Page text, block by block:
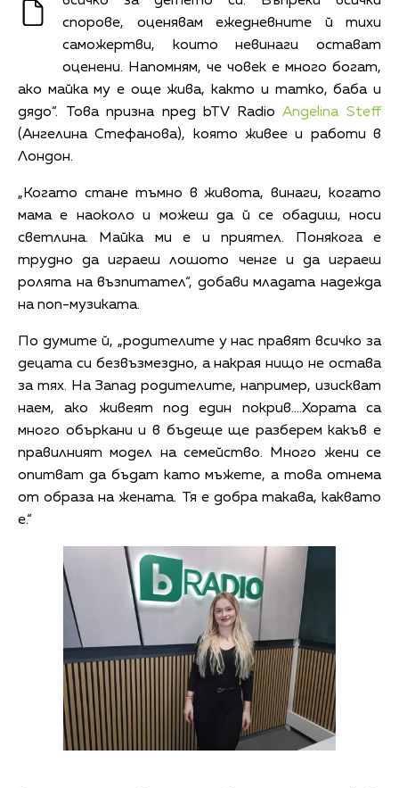
спорове, оценявам ежедневните й тихи
саможертви, които невинаги остават
оценени. Напомням, че човек е много богат,
ако майка му е още жива, както и татко, баба и
дядо“. Това призна пред bTV RadioAngelina Steff
(Ангелина Стефанова), която живее и работи в
Лондон.
„Когато стане тъмно в живота, винаги, когато
мама е наоколо и можеш да й се обадиш, носи
светлина. Майка ми е и приятел. Понякога е
трудно да играеш лошото ченге и да играеш
ролята на възпитател“, добави младата надежда
на поп-музиката.
По думите й, „родителите у нас правят всичко за
децата си безвъзмездно, а накрая нищо не остава
за тях. На Запад родителите, например, изискват
наем, ако живеят под един покрив….Хората са
много объркани и в бъдеще ще разберем какъв е
правилният модел на семейство. Много жени се
опитват да бъдат като мъжете, а това отнема
от образа на жената. Тя е добра такава, каквато
е.“